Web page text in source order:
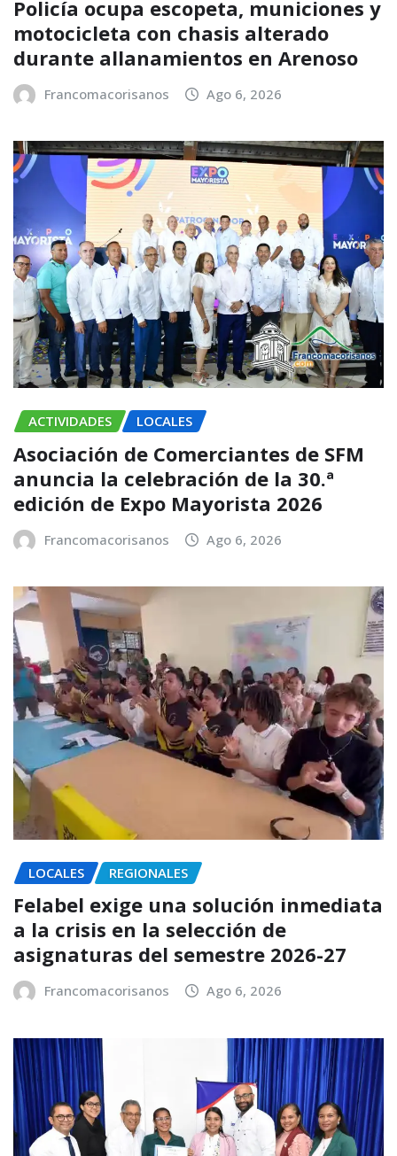
Policía ocupa escopeta, municiones y
motocicleta con chasis alterado
durante allanamientos en Arenoso
Francomacorisanos Ago 6, 2026
ACTIVIDADES LOCALES
Asociación de Comerciantes de SFM
anuncia la celebración de la 30.ª
edición de Expo Mayorista 2026
Francomacorisanos Ago 6, 2026
LOCALES REGIONALES
Felabel exige una solución inmediata
a la crisis en la selección de
asignaturas del semestre 2026-27
Francomacorisanos Ago 6, 2026